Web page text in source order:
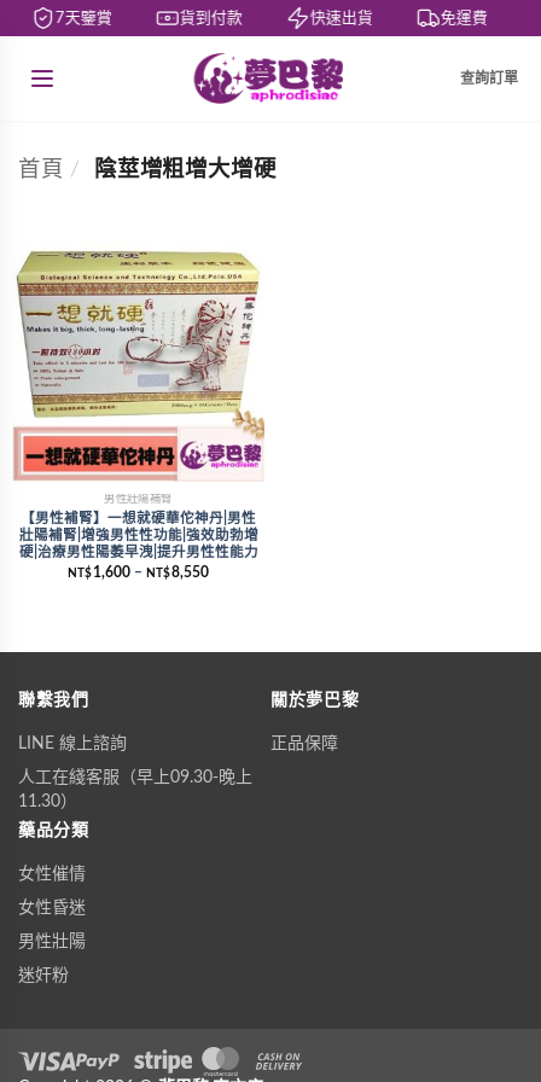
7天鑒賞 貨到付款 快速出貨 免運費
查詢訂單
首頁 / 陰莖增粗增大增硬
男性壯陽補腎
【男性補腎】一想就硬華佗神丹|男性
壯陽補腎|增強男性性功能|強效助勃增
硬|治療男性陽萎早洩|提升男性性能力
NT$ 1,600 – NT$8,550
聯繫我們
LINE 線上諮詢
人工在綫客服（早上09.30-晚上
11.30）
關於夢巴黎
正品保障
藥品分類
女性催情
女性昏迷
男性壯陽
迷奸粉